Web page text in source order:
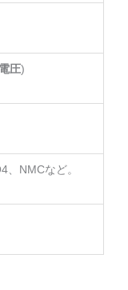
圧)
、NMCなど。